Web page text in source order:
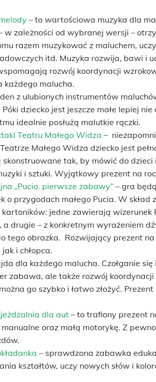
– to wartościowa muzyka dla
w zależności od wybranej wersji –
razem muzykować z maluchem,
itd. Muzyka rozwija, bawi i
rozwój koordynacji
każdego malucha.
z ulubionych instrumentów
Póki dziecko jest jeszcze małe lepiej
idealnie posłużą malutkie rączki.
Teatru Małego Widza –
Małego Widza dziecko jest
skonstruowane tak, by mówić do dzieci
i sztuki. Wyjątkowy prezent na
„Pucio. pierwsze zabawy” – gra
o przygodach małego Pucia. W
jedne zawierają wizerunek
a drugie – z konkretnym wyrażeniem
tego obrazka. Rozwijający prezent
i chłopca.
dla każdego malucha. Czołganie
zabawa, ale także rozwój
go szybko i łatwo złożyć.
dla aut– to trafiony prezent
oraz małą motorykę. Z
– sprawdzona zabawka
kształtów, uczy nowych słów i